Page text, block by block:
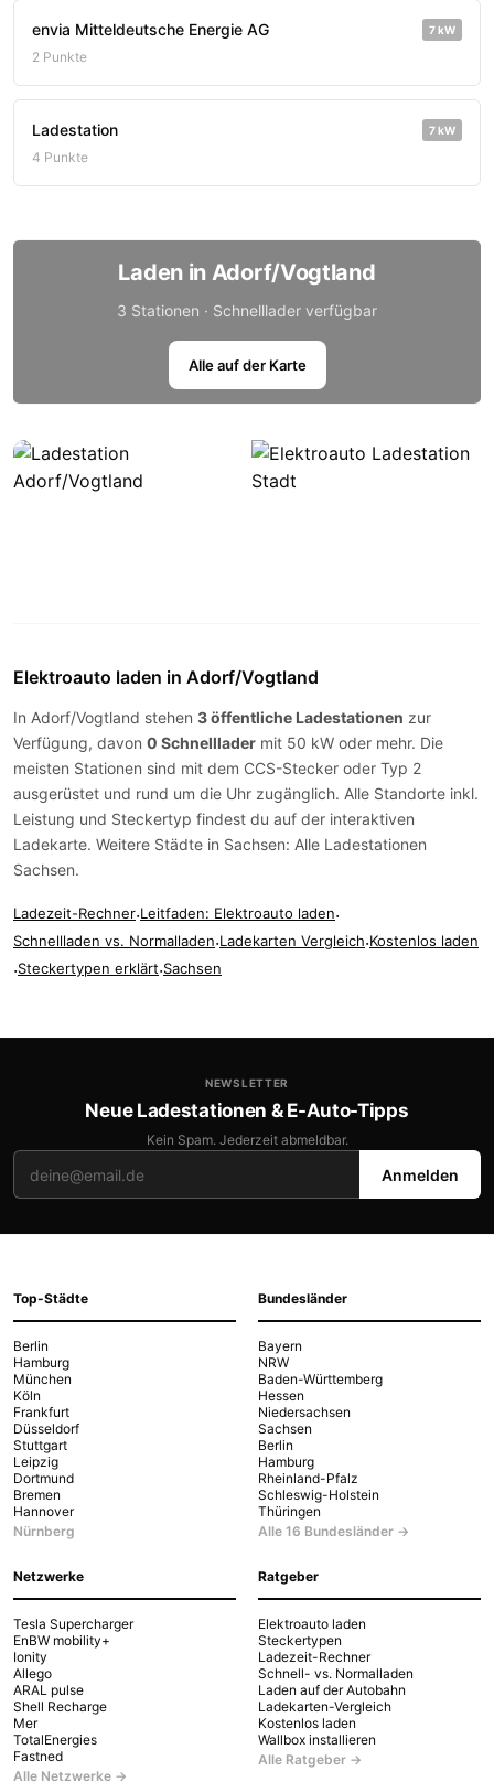
envia Mitteldeutsche Energie AG 7 kW
2 Punkte
Ladestation 7 kW
4 Punkte
Laden in Adorf/Vogtland
3 Stationen · Schnelllader verfügbar
Alle auf der Karte
Elektroauto laden in Adorf/Vogtland
In Adorf/Vogtland stehen 3 öffentliche Ladestationen zur
Verfügung, davon 0 Schnelllader mit 50 kW oder mehr. Die
meisten Stationen sind mit dem CCS-Stecker oder Typ 2
ausgerüstet und rund um die Uhr zugänglich. Alle Standorte inkl.
Leistung und Steckertyp findest du auf der interaktiven
Ladekarte. Weitere Städte in Sachsen: Alle Ladestationen
Sachsen.
Ladezeit-Rechner·Leitfaden: Elektroauto laden·
Schnellladen vs. Normalladen·Ladekarten Vergleich·Kostenlos laden
·Steckertypen erklärt·Sachsen
NEWSLETTER
Neue Ladestationen & E-Auto-Tipps
Kein Spam. Jederzeit abmeldbar.
Anmelden
Top-Städte
Berlin
Hamburg
München
Köln
Frankfurt
Düsseldorf
Stuttgart
Leipzig
Dortmund
Bremen
Hannover
Nürnberg
Bundesländer
Bayern
NRW
Baden-Württemberg
Hessen
Niedersachsen
Sachsen
Berlin
Hamburg
Rheinland-Pfalz
Schleswig-Holstein
Thüringen
Alle 16 Bundesländer →
Netzwerke
Tesla Supercharger
EnBW mobility+
Ionity
Allego
ARAL pulse
Shell Recharge
Mer
TotalEnergies
Fastned
Alle Netzwerke →
Ratgeber
Elektroauto laden
Steckertypen
Ladezeit-Rechner
Schnell- vs. Normalladen
Laden auf der Autobahn
Ladekarten-Vergleich
Kostenlos laden
Wallbox installieren
Alle Ratgeber →